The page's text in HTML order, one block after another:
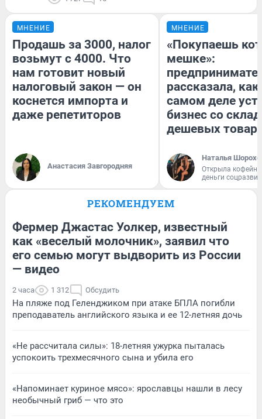
МНЕНИЕ
Продашь за 3000, налог
возьмут с 4000. Что
нам готовит новый
налоговый закон — он
коснется импорта и
даже репетиторов
Анастасия Завгородняя
МНЕНИЕ
«Покупаешь
мешке»:
рассказала, как
самом деле
бизнес со
дешевых
Наталья
Открыла
деньги
РЕКОМЕНДУЕМ
Фермер Джастас Уолкер, известный
как «веселый молочник», заявил что
его семью могут выдворить из России
— видео
2 часа 1 312 Обсудить
На пляже под Геленджиком при атаке БПЛА погибли
преподаватель английского языка и ее 12-летняя дочь
«Не рассчитала силы»: 18-летняя ужурка пыталась
успокоить трехмесячного сына и убила его
«Напоминает куриное мясо»: ярославцы нашли в лесу
необычный гриб — что это